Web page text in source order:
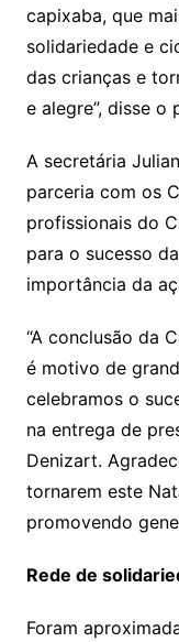
capixaba, que
solidariedade e
das crianças e
e alegre”, disse o
A secretária
parceria com os
profissionais do
para o sucesso
importância da
“A conclusão da
é motivo de
celebramos o
na entrega de
Denizart.
tornarem este
promovendo
Rede de
Foram